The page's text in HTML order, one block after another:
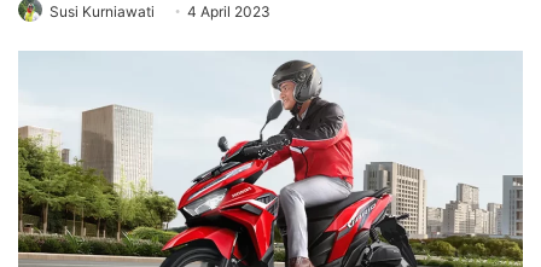
Susi Kurniawati 4 April 2023